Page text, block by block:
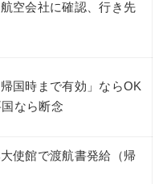
空会社に確認、行き先
国時まで有効」ならOK
なら断念
使館で渡航書発給（帰